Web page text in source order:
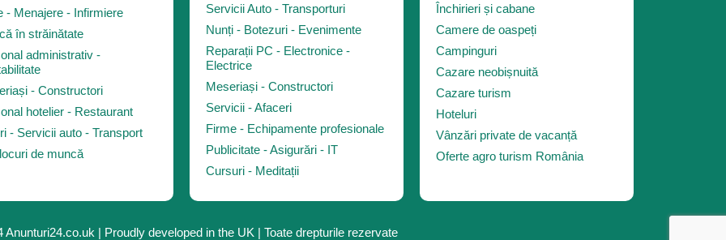
- Menajere - Infirmiere
în străinătate
administrativ -
- Constructori
hotelier - Restaurant
- Servicii auto - Transport
de muncă
Servicii Auto - Transporturi
Nunți - Botezuri - Evenimente
Reparații PC - Electronice -
Electrice
Meseriași - Constructori
Servicii - Afaceri
Firme - Echipamente profesionale
Publicitate - Asigurări - IT
Cursuri - Meditații
Închirieri și cabane
Camere de oaspeți
Campinguri
Cazare neobișnuită
Cazare turism
Hoteluri
Vânzări private de vacanță
Oferte agro turism România
Anunturi24.co.uk | Proudly developed in the UK | Toate drepturile rezervate